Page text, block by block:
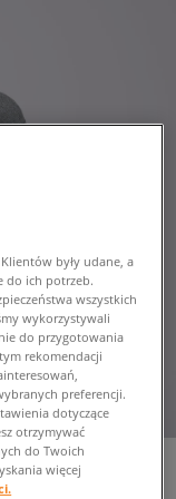
były udane, a
do ich potrzeb.
wszystkich
wykorzystywali
do przygotowania
rekomendacji
preferencji.
dotyczące
otrzymywać
do Twoich
więcej